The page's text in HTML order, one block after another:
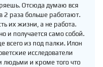
Отсюда думаю вся
2 раза больше работают.
их жизни, а не работа.
и получается само собой.
всего из под палки. Илон
исследователи
людьми и кроме того что